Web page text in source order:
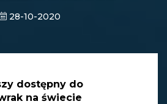
28-10-2020
dostępny do
na świecie